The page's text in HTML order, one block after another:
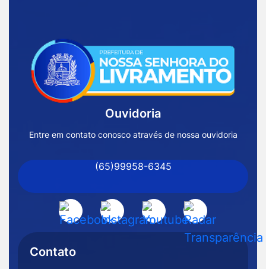
Acessar
Página
Inicial
de
Senhora
do
Livramento
MT
Acessar
a
Social
Acessar
a
Acessar
a
Acessar
a
Rede
Ouvidoria
Entre em contato conosco através de nossa ouvidoria
(65)99958-6345
Contato